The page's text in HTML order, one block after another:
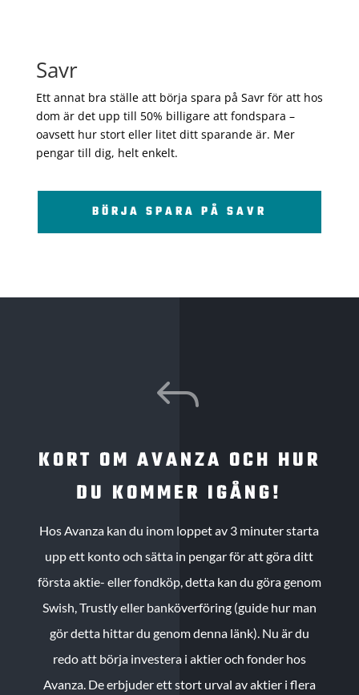
Savr
Ett annat bra ställe att börja spara på Savr för att hos
dom är det upp till 50% billigare att fondspara –
oavsett hur stort eller litet ditt sparande är. Mer
pengar till dig, helt enkelt.
BÖRJA SPARA PÅ SAVR
J
KORT OM AVANZA OCH HUR
DU KOMMER IGÅNG!
Hos Avanza kan du inom loppet av 3 minuter starta
upp ett konto och sätta in pengar för att göra ditt
första aktie- eller fondköp, detta kan du göra genom
Swish, Trustly eller banköverföring (guide hur man
gör detta hittar du genom denna länk). Nu är du
redo att börja investera i aktier och fonder hos
Avanza. De erbjuder ett stort urval av aktier i flera